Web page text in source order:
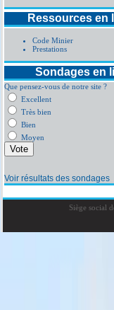
Ressources en
Code Minier
Prestations
Sondages en
Que pensez-vous de notre site ?
Excellent
Très bien
Bien
Moyen
Voir résultats des sondages
Siège social